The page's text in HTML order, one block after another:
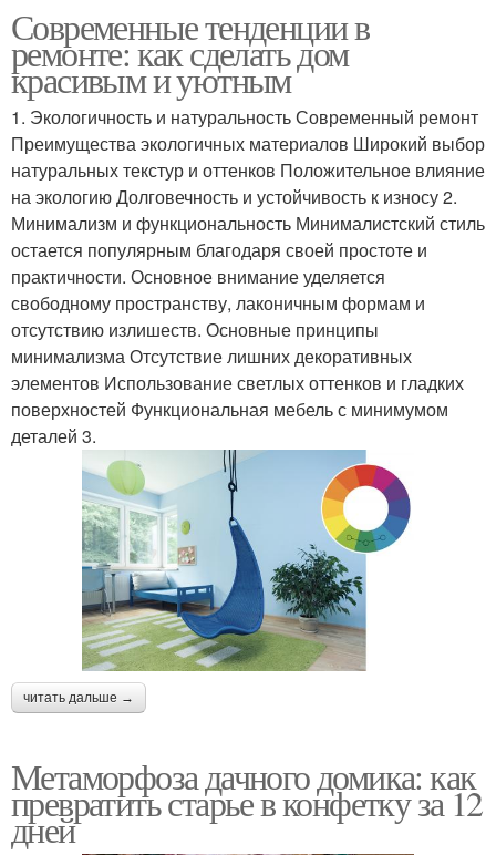
Современные тенденции в
ремонте: как сделать дом
красивым и уютным
1. Экологичность и натуральность Современный ремонт
Преимущества экологичных материалов Широкий выбор
натуральных текстур и оттенков Положительное влияние
на экологию Долговечность и устойчивость к износу 2.
Минимализм и функциональность Минималистский стиль
остается популярным благодаря своей простоте и
практичности. Основное внимание уделяется
свободному пространству, лаконичным формам и
отсутствию излишеств. Основные принципы
минимализма Отсутствие лишних декоративных
элементов Использование светлых оттенков и гладких
поверхностей Функциональная мебель с минимумом
деталей 3.
читать дальше →
Метаморфоза дачного домика: как
превратить старье в конфетку за 12
дней